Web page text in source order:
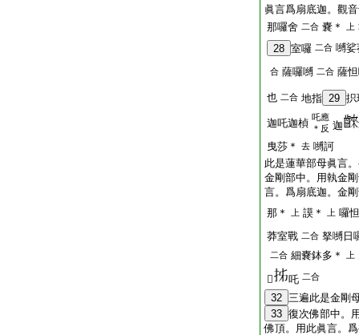
眞言爲扇底迦。觀
那囉舍 二合 嚢＊ 上
28 室囉 二合 嚩娑
合 薩囉嚩 二合 薩
也 二合 地指 29 抧
迦吒迦楨 吒應
＊反 迦
曳莎＊
去 嚩訶
此是蓮華部母眞言
金剛部中。用執金
言。爲扇底迦。金
那＊
上 謨＊ 上 囉
莽室戰 二合 拏嚩日
二合 細嚢鉢多＊ 上
𤙖
吒 二合
32 三遍此是金剛
33 復次佛部中。
佛頂。用此眞言。